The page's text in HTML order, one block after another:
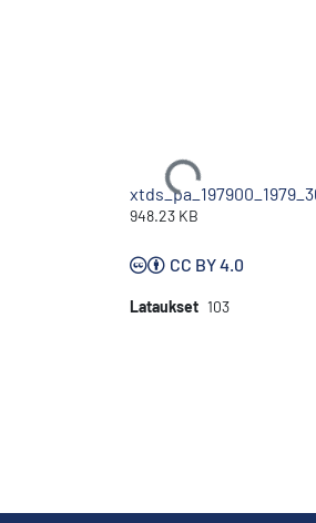
Ladataan...
948.23 KB
CC BY 4.0
Lataukset 103